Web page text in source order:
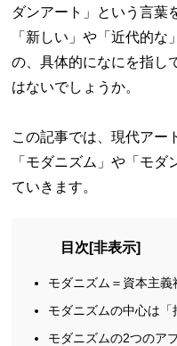
ダンアート」という言
「新しい」や「近代的
の、具体的になにを指し
はないでしょうか。
この記事では、現代アー
「モダニズム」や「モ
ていきます。
目次 [非表示]
モダニズム＝資本主
モダニズムの中心は「
モダニズムの2つのア